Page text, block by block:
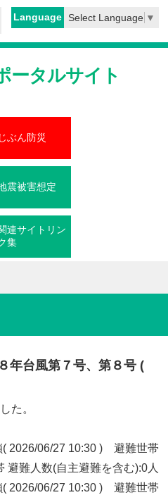
Language Select Language ▼
ータルサイト
じぶん防災
震被害想定
連サイトリン
集
年台風第７号、第８号 (
た。
( 2026/06/27 10:30 ) 避難世帯
避難人数(自主避難を含む):0人
( 2026/06/27 10:30 ) 避難世帯